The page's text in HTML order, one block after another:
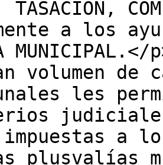
TASACIÓN,
a los
MUNICIPAL.</
volumen de
les
a
plusvalías